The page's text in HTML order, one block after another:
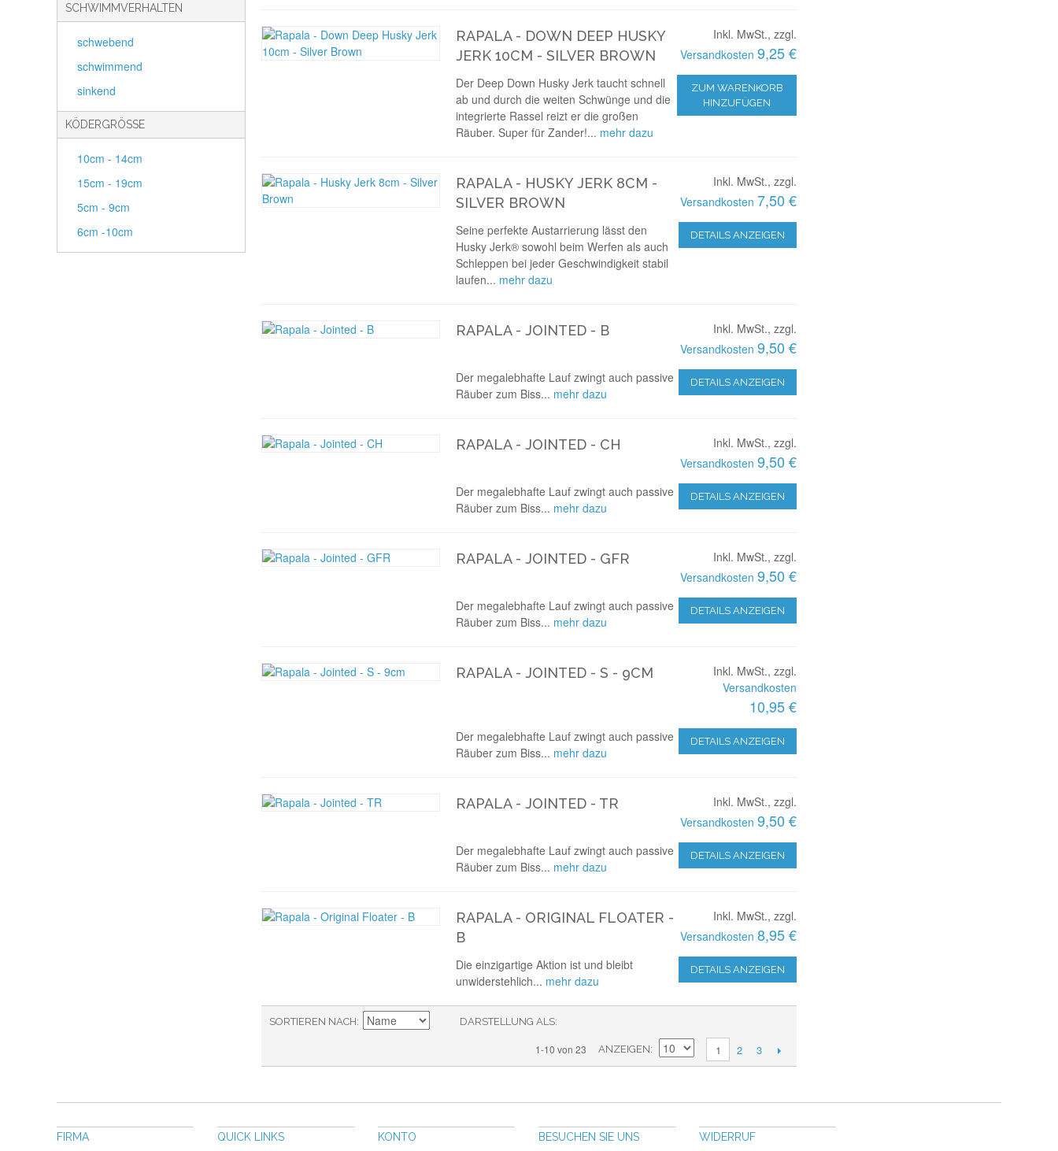
SCHWIMMVERHALTEN
schwebend
schwimmend
sinkend
KÖDERGRÖSSE
10cm - 14cm
15cm - 19cm
5cm - 9cm
6cm -10cm
RAPALA - DOWN DEEP HUSKY
JERK 10CM - SILVER BROWN
Inkl. MwSt., zzgl.
Versandkosten 9,25 €
ZUM WARENKORB
HINZUFÜGEN
Der Deep Down Husky Jerk taucht schnell
ab und durch die weiten Schwünge und die
integrierte Rassel reizt er die großen
Räuber. Super für Zander!... mehr dazu
RAPALA - HUSKY JERK 8CM -
SILVER BROWN
Inkl. MwSt., zzgl.
Versandkosten 7,50 €
DETAILS ANZEIGEN
Seine perfekte Austarrierung lässt den
Husky Jerk® sowohl beim Werfen als auch
Schleppen bei jeder Geschwindigkeit stabil
laufen... mehr dazu
RAPALA - JOINTED - B
Inkl. MwSt., zzgl.
Versandkosten 9,50 €
DETAILS ANZEIGEN
Der megalebhafte Lauf zwingt auch passive
Räuber zum Biss... mehr dazu
RAPALA - JOINTED - CH
Inkl. MwSt., zzgl.
Versandkosten 9,50 €
DETAILS ANZEIGEN
Der megalebhafte Lauf zwingt auch passive
Räuber zum Biss... mehr dazu
RAPALA - JOINTED - GFR
Inkl. MwSt., zzgl.
Versandkosten 9,50 €
DETAILS ANZEIGEN
Der megalebhafte Lauf zwingt auch passive
Räuber zum Biss... mehr dazu
RAPALA - JOINTED - S - 9CM
Inkl. MwSt., zzgl.
Versandkosten
10,95 €
DETAILS ANZEIGEN
Der megalebhafte Lauf zwingt auch passive
Räuber zum Biss... mehr dazu
RAPALA - JOINTED - TR
Inkl. MwSt., zzgl.
Versandkosten 9,50 €
DETAILS ANZEIGEN
Der megalebhafte Lauf zwingt auch passive
Räuber zum Biss... mehr dazu
RAPALA - ORIGINAL FLOATER -
B
Inkl. MwSt., zzgl.
Versandkosten 8,95 €
DETAILS ANZEIGEN
Die einzigartige Aktion ist und bleibt
unwiderstehlich... mehr dazu
DARSTELLUNG ALS
SORTIEREN NACH
1-10 von 23 ANZEIGEN 1 2 3
FIRMA QUICK LINKS KONTO BESUCHEN SIE UNS WIDERRUF